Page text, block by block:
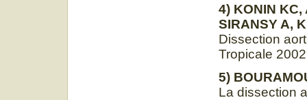
4) KONIN
SIRANSY A,
Dissection
Tropicale
5)
La dissection